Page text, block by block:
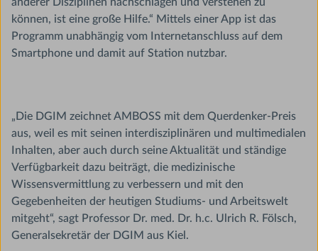
können, ist eine große Hilfe.“ Mittels einer App ist das
Programm unabhängig vom Internetanschluss auf dem
Smartphone und damit auf Station nutzbar.
„Die DGIM zeichnet AMBOSS mit dem Querdenker-Preis
aus, weil es mit seinen interdisziplinären und multimedialen
Inhalten, aber auch durch seine Aktualität und ständige
Verfügbarkeit dazu beiträgt, die medizinische
Wissensvermittlung zu verbessern und mit den
Gegebenheiten der heutigen Studiums- und Arbeitswelt
mitgeht“, sagt Professor Dr. med. Dr. h.c. Ulrich R. Fölsch,
Generalsekretär der DGIM aus Kiel.